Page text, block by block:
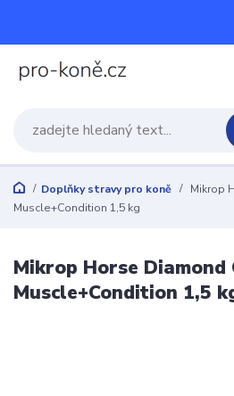
Doplňky stravy pro koně
Mikrop
Muscle+Condition 1,5 kg
Mikrop Horse Diamond
Muscle+Condition 1,5